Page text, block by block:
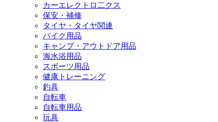
カーエレクトロ二クス
保安・補修
タイヤ・タイヤ関連
バイク用品
キャンプ・アウトドア用品
海水浴用品
スポーツ用品
健康トレーニング
釣具
自転車
自転車用品
玩具